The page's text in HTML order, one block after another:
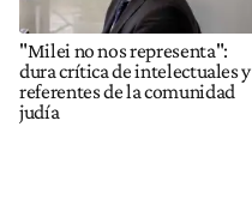
"Milei no nos representa":
dura crítica de intelectuales y
referentes de la comunidad
judía